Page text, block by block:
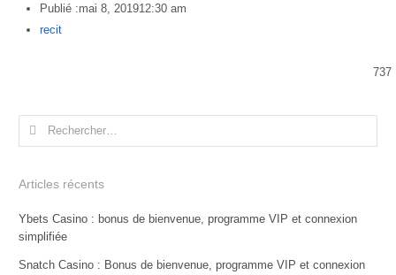
Publié :mai 8, 201912:30 am
Author
recit
737
Rechercher :
Articles récents
Ybets Casino : bonus de bienvenue, programme VIP et connexion
simplifiée
Snatch Casino : Bonus de bienvenue, programme VIP et connexion